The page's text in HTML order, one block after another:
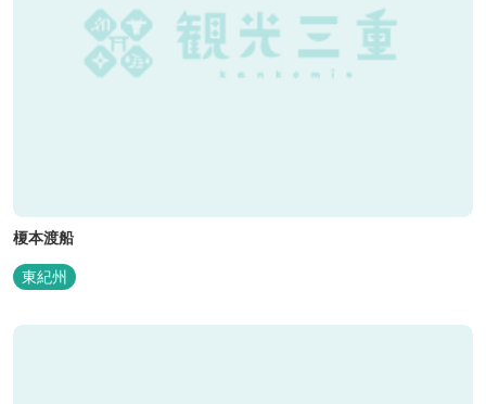
榎本渡船
東紀州